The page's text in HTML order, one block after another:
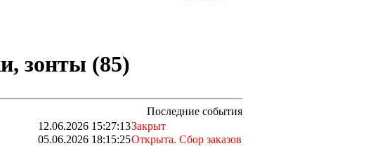
зонты (85)
Последние события
12.06.2026 15:27:13Закрыт
05.06.2026 18:15:25Открыта. Сбор заказов